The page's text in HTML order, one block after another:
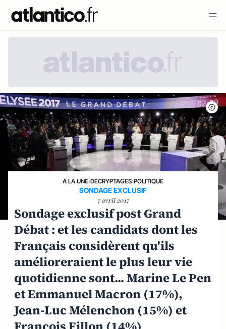
A LA UNE›DÉCRYPTAGES›POLITIQUE
SONDAGE EXCLUSIF
7 avril 2017
Sondage exclusif post Grand
Débat : et les candidats dont les
Français considèrent qu'ils
amélioreraient le plus leur vie
quotidienne sont... Marine Le Pen
et Emmanuel Macron (17%),
Jean-Luc Mélenchon (15%) et